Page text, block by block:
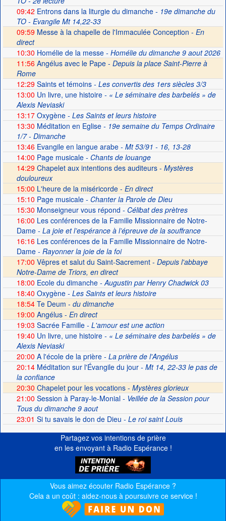
09:42 Entrons dans la liturgie du dimanche- 19e dimanche du
TO - Evangile Mt 14,22-33
09:59 Messe à la chapelle de l'Immaculée Conception - En
direct
10:30 Homélie de la messe- Homélie du dimanche 9 aout 2026
11:56 Angélus avec le Pape - Depuis la place Saint-Pierre à
Rome
12:29Saints et témoins- Les convertis des 1ers siècles 3/3
13:00 Un livre, une histoire- « Le séminaire des barbelés » de
Alexis Neviaski
13:17Oxygène- Les Saints et leurs histoire
13:30 Méditation en Eglise- 19e semaine du Temps Ordinaire
1/7 - Dimanche
13:46Evangile en langue arabe- Mt 53/91 - 16, 13-28
14:00 Page musicale- Chants de louange
14:29 Chapelet aux intentions des auditeurs - Mystères
douloureux
15:00 L'heure de la miséricorde - En direct
15:10 Page musicale- Chanter la Parole de Dieu
15:30 Monseigneur vous répond - Célibat des prètres
16:00 Les conférences de la Famille Missionnaire de Notre-
Dame- La joie et l’espérance à l’épreuve de la souffrance
16:16Les conférences de la Famille Missionnaire de Notre-
Dame- Rayonner la joie de la foi
17:00 Vêpres et salut du Saint-Sacrement - Depuis l'abbaye
Notre-Dame de Triors, en direct
18:00 Ecole du dimanche- Augustin par Henry Chadwick 03
18:40 Oxygène- Les Saints et leurs histoire
18:54Te Deum - du dimanche
19:00 Angélus - En direct
19:03 Sacrée Famille- L'amour est une action
19:40 Un livre, une histoire- « Le séminaire des barbelés » de
Alexis Neviaski
20:00 A l'école de la prière- La prière de l'Angélus
20:14Méditation sur l'Évangile du jour- Mt 14, 22-33 le pas de
la confiance
20:30 Chapelet pour les vocations - Mystères glorieux
21:00 Session à Paray-le-Monial- Veillée de la Session pour
Tous du dimanche 9 aout
23:01 Si tu savais le don de Dieu - Le roi saint Louis
Partagez vos intentions de prière
en les envoyant à Radio Espérance !
Vous aimez écouter Radio Espérance ?
Cela a un coût : aidez-nous à poursuivre ce service !